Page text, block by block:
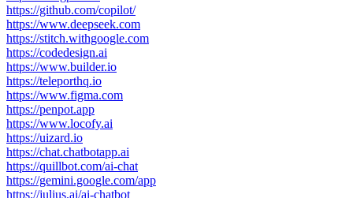
https://github.com/copilot/
https://www.deepseek.com
https://stitch.withgoogle.com
https://codedesign.ai
https://www.builder.io
https://teleporthq.io
https://www.figma.com
https://penpot.app
https://www.locofy.ai
https://uizard.io
https://chat.chatbotapp.ai
https://quillbot.com/ai-chat
https://gemini.google.com/app
https://julius.ai/ai-chatbot